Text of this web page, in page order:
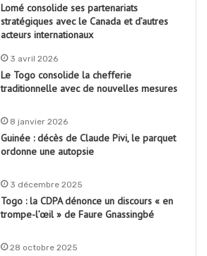
Lomé consolide ses partenariats
stratégiques avec le Canada et d’autres
acteurs internationaux
3 avril 2026
Le Togo consolide la chefferie
traditionnelle avec de nouvelles mesures
8 janvier 2026
Guinée : décès de Claude Pivi, le parquet
ordonne une autopsie
3 décembre 2025
Togo : la CDPA dénonce un discours « en
trompe-l’œil » de Faure Gnassingbé
28 octobre 2025